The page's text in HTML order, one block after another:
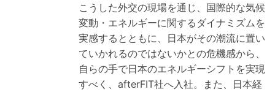
こうした外交の現場を通じ、国際的な気候
変動・エネルギーに関するダイナミズムを
実感するとともに、日本がその潮流に置い
ていかれるのではないかとの危機感から、
自らの手で日本のエネルギーシフトを実現
すべく、afterFIT社へ入社。また、日本経